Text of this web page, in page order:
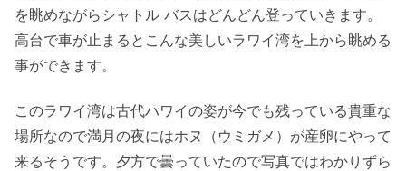
を眺めながらシャトル バスはどんどん登っていきます。
高台で車が止まるとこんな美しいラワイ湾を上から眺める
事ができます。
このラワイ湾は古代ハワイの姿が今でも残っている貴重な
場所なので満月の夜にはホヌ（ウミガメ）が産卵にやって
来るそうです。夕方で曇っていたので写真ではわかりずら